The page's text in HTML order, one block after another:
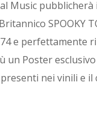
Music
SPOOKY
e perfettamente
un Poster
nei vinili e il